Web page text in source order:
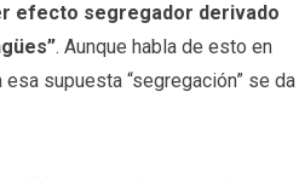
efecto segregador derivado
. Aunque habla de esto en
supuesta “segregación” se da